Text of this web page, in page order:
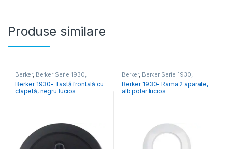
Produse similare
Berker, Berker Serie 1930,
Porzellan, Glass, R.Classic
Berker 1930- Tastă frontală cu
clapetă, negru lucios
Berker, Berker Serie 1930,
Porzellan, Glass, R.Classic
Berker 1930- Rama 2 aparate,
alb polar lucios